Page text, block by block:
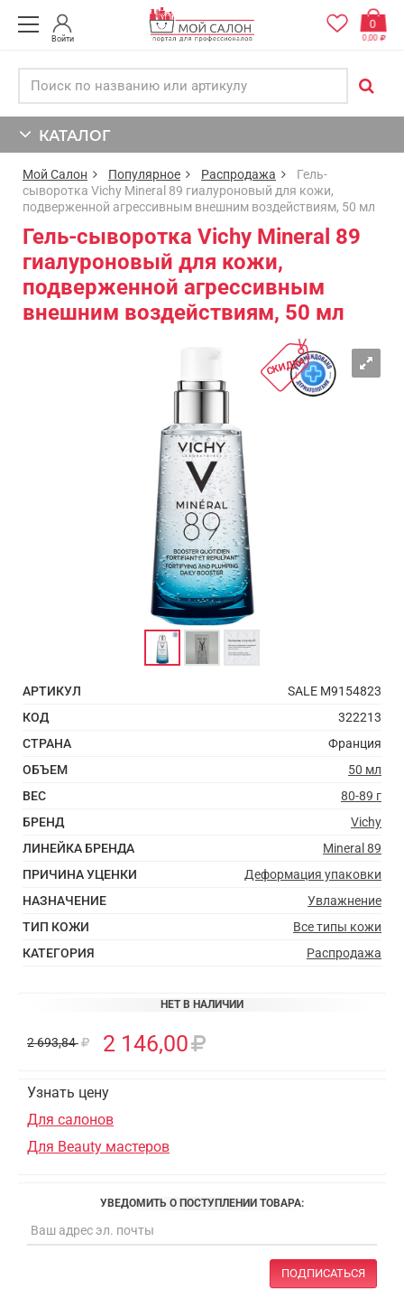
Войти
0
0,00
КАТАЛОГ
Мой Салон Популярное Распродажа
Гель-
сыворотка Vichy Mineral 89 гиалуроновый для кожи,
подверженной агрессивным внешним воздействиям, 50 мл
Гель-сыворотка Vichy Mineral 89
гиалуроновый для кожи,
подверженной агрессивным
внешним воздействиям, 50 мл
СКИДКА
АРТИКУЛ
SALE M9154823
КОД
322213
СТРАНА
Франция
ОБЪЕМ
50 мл
ВЕС
80-89 г
БРЕНД
Vichy
ЛИНЕЙКА БРЕНДА
Mineral 89
ПРИЧИНА УЦЕНКИ
Деформация упаковки
НАЗНАЧЕНИЕ
Увлажнение
ТИП КОЖИ
Все типы кожи
КАТЕГОРИЯ
Распродажа
НЕТ В НАЛИЧИИ
2 693,84 2 146,00
Узнать цену
Для салонов
Для Beauty мастеров
УВЕДОМИТЬ О ПОСТУПЛЕНИИ ТОВАРА:
ПОДПИСАТЬСЯ